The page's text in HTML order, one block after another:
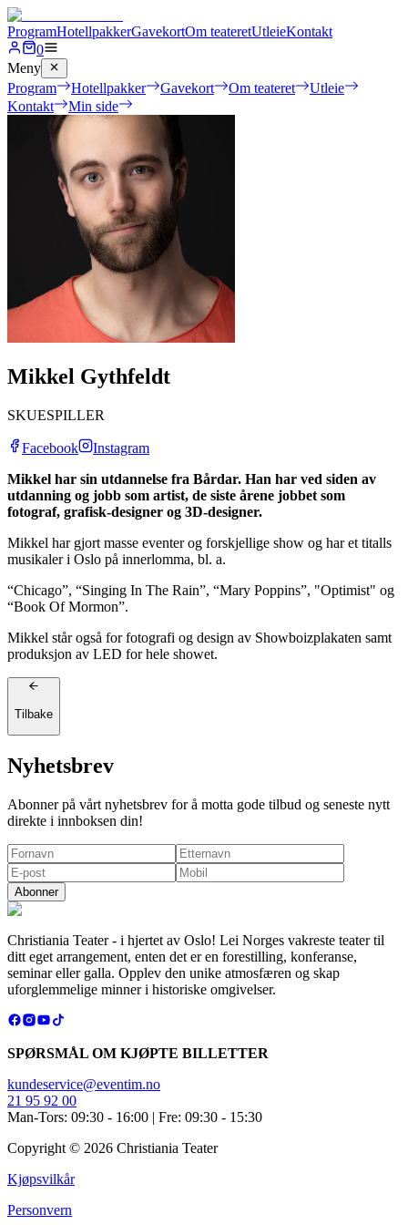
ProgramHotellpakkerGavekortOm teateretUtleieKontakt
0
Meny
Program
Hotellpakker Gavekort Om teateret
Utleie
Kontakt
Min side
Mikkel Gythfeldt
SKUESPILLER
Facebook
Instagram
Mikkel har sin utdannelse fra Bårdar. Han har ved siden av
utdanning og jobb som artist, de siste årene jobbet som
fotograf, grafisk-designer og 3D-designer.
Mikkel har gjort masse eventer og forskjellige show og har et titalls
musikaler i Oslo på innerlomma, bl. a.
“Chicago”, “Singing In The Rain”, “Mary Poppins”, "Optimist" og
“Book Of Mormon”.
Mikkel står også for fotografi og design av Showboizplakaten samt
produksjon av LED for hele showet.
Tilbake
Nyhetsbrev
Abonner på vårt nyhetsbrev for å motta gode tilbud og seneste nytt
direkte i innboksen din!
Abonner
Christiania Teater - i hjertet av Oslo! Lei Norges vakreste teater til
ditt eget arrangement, enten det er en forestilling, konferanse,
seminar eller galla. Opplev den unike atmosfæren og skap
uforglemmelige minner i historiske omgivelser.
SPØRSMÅL OM KJØPTE BILLETTER
kundeservice@eventim.no
21 95 92 00
Man-Tors: 09:30 - 16:00 | Fre: 09:30 - 15:30
Copyright © 2026 Christiania Teater
Kjøpsvilkår
Personvern